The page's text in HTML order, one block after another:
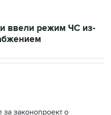
ввели режим ЧС из-
законопроект о